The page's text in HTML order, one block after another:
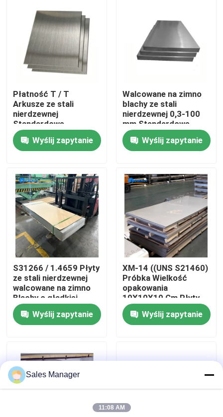
Dom
Filmy
O nas
Wycieczka po fabryce
Kontrola jakości
Skontaktuj się z nami
Wszystkie przypadki
Płatność T / T
Arkusze ze stali
nierdzewnej
Standardowe
opakowanie
eksportowe do użytku
przemysłowego
Wyślij zapytanie
Walcowane na zimno
blachy ze stali
nierdzewnej 0,3-100
mm Standardowe
opakowanie
eksportowe
Wyślij zapytanie
S31266 / 1.4659 Płyty
ze stali nierdzewnej
walcowane na zimno
Blachy o gładkiej
powierzchni, idealne
do maszyn
samochodowych i
Wyślij zapytanie
XM-14 ((UNS S21460)
Próbka Wielkość
opakowania
10X10X10 Cm Płyty
ze stali nierdzewnej
Certyfikat młyny
Arkusze metalowe
Wyślij zapytanie
Sales Manager
11:08 AM